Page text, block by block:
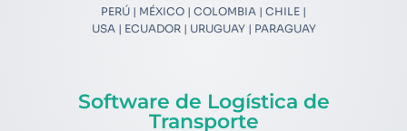
PERÚ | MÉXICO | COLOMBIA | CHILE |
USA | ECUADOR | URUGUAY | PARAGUAY
Software de Logística de
Transporte